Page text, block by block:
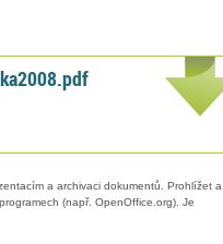
a archivaci dokumentů. Prohlížet a
(např. OpenOffice.org). Je